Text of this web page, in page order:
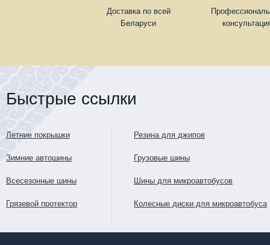
Доставка по всей
Беларуси
Быстрые ссылки
Летние покрышки
Зимние автошины
Всесезонные шины
Грязевой протектор
Резина для джипов
Грузовые шины
Шины для микроавтобусов
Колесные диски для микроавтобуса